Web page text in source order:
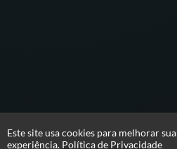
Este site usa cookies para melhorar sua
experiência. Política de Privacidade